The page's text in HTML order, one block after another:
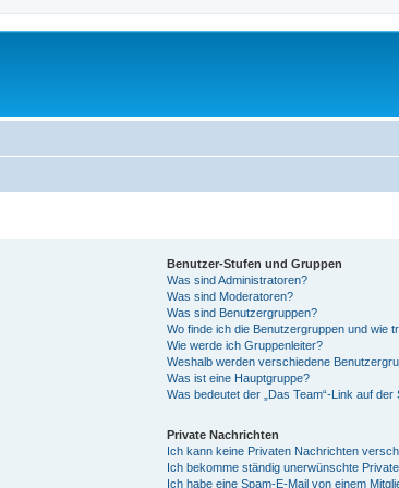
Benutzer-Stufen und Gruppen
Was sind Administratoren?
Was sind Moderatoren?
Was sind Benutzergruppen?
Wo finde ich die Benutzergruppen und wie
Wie werde ich Gruppenleiter?
Weshalb werden verschiedene
Was ist eine Hauptgruppe?
Was bedeutet der „Das Team“-Link auf der
Private Nachrichten
Ich kann keine Privaten Nachrichten
Ich bekomme ständig unerwünschte
Ich habe eine Spam-E-Mail von einem